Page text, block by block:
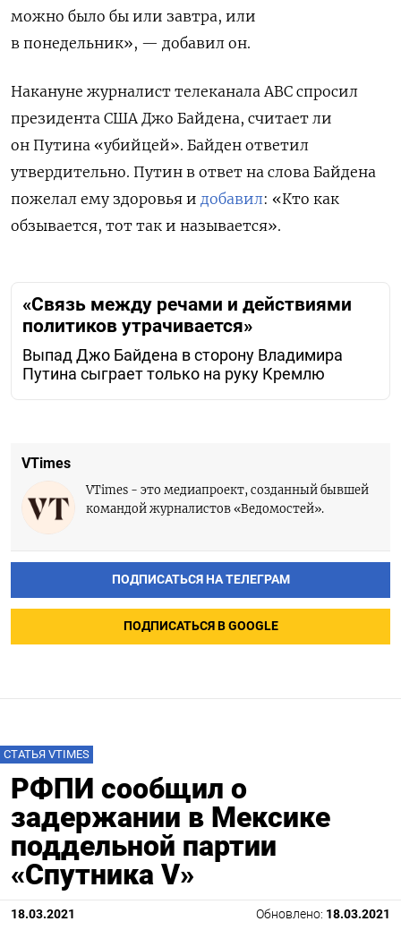
можно было бы или завтра, или
в понедельник», — добавил он.
Накануне журналист телеканала ABC спросил
президента США Джо Байдена, считает ли
он Путина «убийцей». Байден ответил
утвердительно. Путин в ответ на слова Байдена
пожелал ему здоровья и добавил: «Кто как
обзывается, тот так и называется».
«Связь между речами и действиями
политиков утрачивается»
Выпад Джо Байдена в сторону Владимира
Путина сыграет только на руку Кремлю
VTimes
VTimes - это медиапроект, созданный бывшей
командой журналистов «Ведомостей».
ПОДПИСАТЬСЯ НА ТЕЛЕГРАМ
ПОДПИСАТЬСЯ В GOOGLE
СТАТЬЯ VTIMES
РФПИ сообщил о
задержании в Мексике
поддельной партии
«Спутника V»
18.03.2021 Обновлено: 18.03.2021